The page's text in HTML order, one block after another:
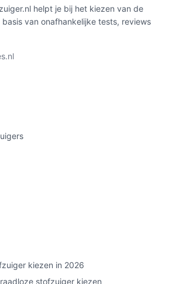
helpt je bij het kiezen van de
van onafhankelijke tests, reviews
kiezen in 2026
stofzuiger kiezen